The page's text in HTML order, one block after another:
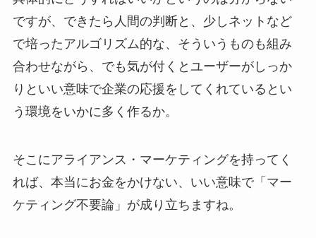
ですが、できたら人間の判断と、少しネットなど
で培ったアルゴリズム的な、そういうものも組み
合わせながら、でも気が付くとユーザーがしっか
りといい意味で企業の応援をしてくれているとい
う環境をいかに多く作るか。
そこにアライアンス・マーケティングを持ってく
れば、本当にお金をかけない、いい意味で「マー
ケティング不要論」が成り立ちますね。